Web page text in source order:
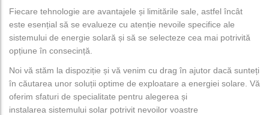
Fiecare tehnologie are avantajele și limitările sale, astfel încât
este esențial să se evalueze cu atenție nevoile specifice ale
sistemului de energie solară și să se selecteze cea mai potrivită
opțiune în consecință.
Noi vă stăm la dispoziție și vă venim cu drag în ajutor dacă sunteți
în căutarea unor soluții optime de exploatare a energiei solare. Vă
oferim sfaturi de specialitate pentru alegerea și
instalarea sistemului solar potrivit nevoilor voastre